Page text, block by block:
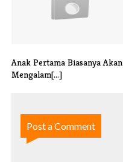
Anak Pertama Biasanya Akan
Mengalam[...]
Post a Comment